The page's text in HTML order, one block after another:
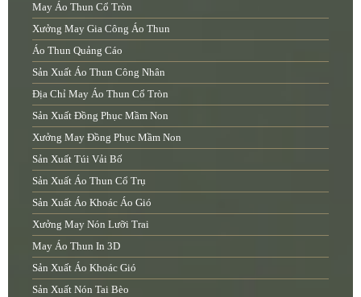
May Áo Thun Cổ Tròn
Xưởng May Gia Công Áo Thun
Áo Thun Quảng Cáo
Sản Xuất Áo Thun Công Nhân
Địa Chỉ May Áo Thun Cổ Tròn
Sản Xuất Đồng Phục Mầm Non
Xưởng May Đồng Phục Mầm Non
Sản Xuất Túi Vải Bố
Sản Xuất Áo Thun Cổ Trụ
Sản Xuất Áo Khoác Áo Gió
Xưởng May Nón Lưỡi Trai
May Áo Thun In 3D
Sản Xuất Áo Khoác Gió
Sản Xuất Nón Tai Bèo